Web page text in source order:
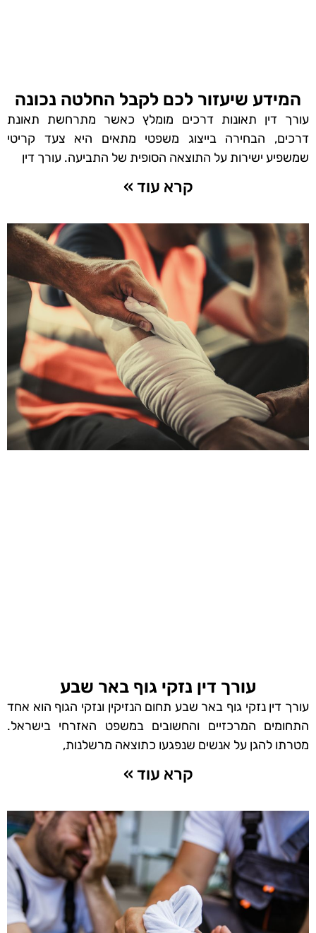
המידע שיעזור לכם לקבל החלטה נכונה
עורך דין תאונות דרכים מומלץ כאשר מתרחשת תאונת
דרכים, הבחירה בייצוג משפטי מתאים היא צעד קריטי
שמשפיע ישירות על התוצאה הסופית של התביעה. עורך דין
קרא עוד »
עורך דין נזקי גוף באר שבע
עורך דין נזקי גוף באר שבע תחום הנזיקין ונזקי הגוף הוא אחד
התחומים המרכזיים והחשובים במשפט האזרחי בישראל.
מטרתו להגן על אנשים שנפגעו כתוצאה מרשלנות,
קרא עוד »